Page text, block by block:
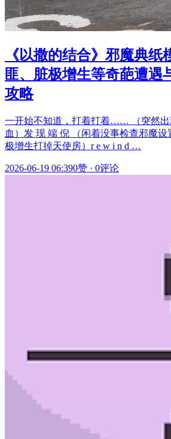
《以撒的结合》邪魔典纸
匪、脏极增生等奇葩遭遇
攻略
一开始不知道，打着打着…… （突然出
血）发 现 端 倪 （闲着没事检查邪魔
极增生打掉天使房）r e w i n d …
2026-06-19 06:390赞 · 0评论